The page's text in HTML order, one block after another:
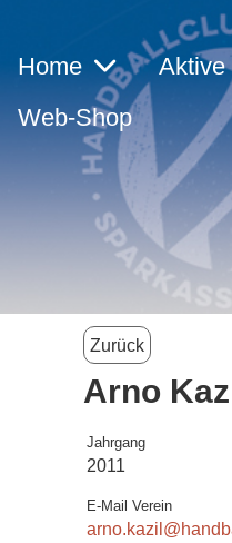
Home Aktive
Web-Shop
Zurück
Arno
Jahrgang
2011
E-Mail Verein